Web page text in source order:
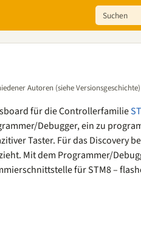
Autoren (siehe Versionsgeschichte)
für die Controllerfamilie
Debugger, ein zu
Taster. Für das Discovery
Mit dem Programmer/
für STM8 –